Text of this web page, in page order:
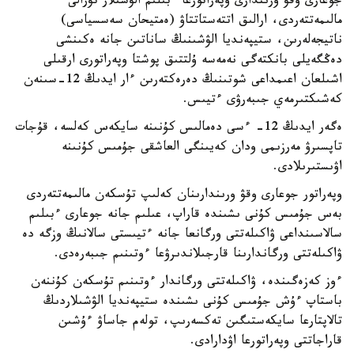
مالىمەتتەردى، ارالىق اتتەستاتتاۋ (ەمتيحان سەسسياسى)
ناتيجەلەرىن، ستيپەنديا الۋشىنىڭ ساناتىن جانە ەكىنشى
دەڭگەيلى بانكتەگى نەمەسە ۇلتتىق پوشتا وپەراتورى ارقىلى
اشىلعان اعىمداعى شوتىنىڭ دەرەكتەرىن ءار ايدىڭ 12-سىنەن
كەشىكتىرمەي جىبەرۋى ءتيىس.
ەگەر ايدىڭ 12- ءسى دەمالىس كۇنىنە سايكەس كەلسە، قۇجات
تاپسىرۋ مەرزىمى ودان كەيىنگى العاشقى جۇمىس كۇنىنە
اۋىستىرىلادى.
وپەراتور جوعارى وقۋ ورىندارىنان كەلىپ تۇسكەن مالىمەتتەردى
بەس جۇمىس كۇنى ىشىندە قاراپ، عىلىم جانە جوعارى ءبىلىم
سالاسىنداعى ۋاكىلەتتى ورگانعا جانە ءتيىستى سالانىڭ وزگە دە
ۋاكىلەتتى ورگاندارىنا قارجىلاندىرۋعا ءوتىنىم جىبەرەدى.
ءوز كەزەگىندە، ۋاكىلەتتى ورگاندار ءوتىنىم تۇسكەن كۇننەن
باستاپ ءۇش جۇمىس كۇنى ىشىندە ستيپەنديا الۋشىلاردىڭ
تالاپتارعا سايكەستىگىن تەكسەرىپ، تولەم جاساۋ ءۇشىن
قاراجاتتى وپەراتورعا اۋدارادى.